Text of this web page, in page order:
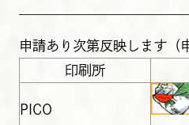
申請あり次第反映します（
印刷所
PICO